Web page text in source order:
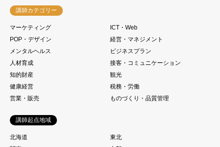
講師カテゴリー
マーケティング
ICT・Web
POP・デザイン
経営・マネジメント
メンタルヘルス
ビジネスプラン
人材育成
接客・コミュニケーション
知的財産
観光
健康経営
税務・労働
営業・販売
ものづくり・品質管理
講師起点地域
北海道
東北